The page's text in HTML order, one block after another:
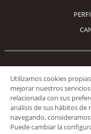
© 2026 Fundación
Utilizamos cookies
mejorar nuestros
relacionada con sus
análisis de sus hábitos de
navegando,
Puede cambiar la